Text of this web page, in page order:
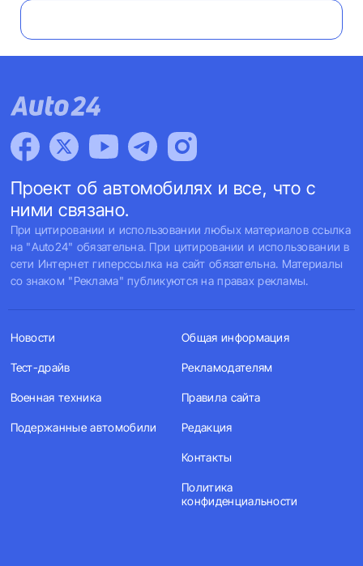
Проект об автомобилях и все, что с
ними связано.
При цитировании и использовании любых материалов ссылка
на "Auto24" обязательна. При цитировании и использовании в
сети Интернет гиперссылка на сайт обязательна. Материалы
со знаком "Реклама" публикуются на правах рекламы.
Новости
Тест-драйв
Военная техника
Подержанные автомобили
Общая информация
Рекламодателям
Правила сайта
Редакция
Контакты
Политика
конфиденциальности